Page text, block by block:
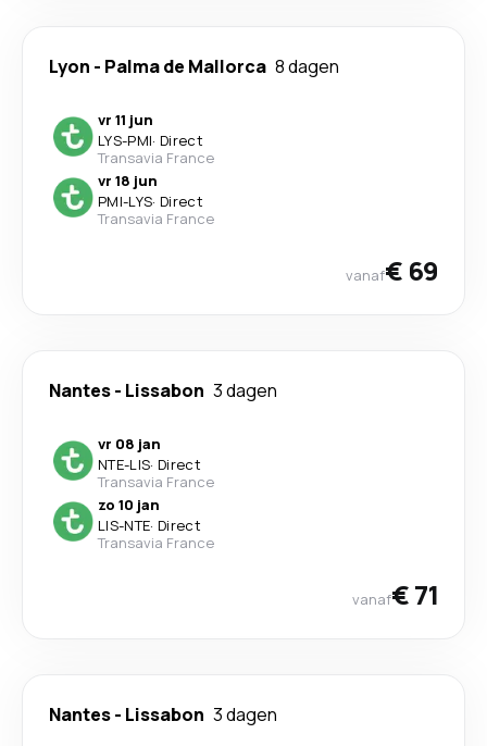
Lyon - Palma de Mallorca 8 dagen
vr 11 jun
LYS-PMI· Direct
Transavia France
vr 18 jun
PMI-LYS· Direct
Transavia France
vanaf€ 69
Nantes- Lissabon 3 dagen
vr 08 jan
NTE-LIS· Direct
Transavia France
zo 10 jan
LIS-NTE· Direct
Transavia France
vanaf€ 71
Nantes- Lissabon 3 dagen